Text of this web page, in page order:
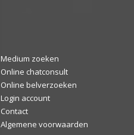
Medium zoeken
Online chatconsult
Online belverzoeken
Login account
Contact
Algemene voorwaarden